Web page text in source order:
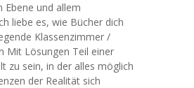
Ebene und allem
liebe es, wie Bücher dich
Klassenzimmer /
Mit Lösungen Teil einer
zu sein, in der alles möglich
der Realität sich